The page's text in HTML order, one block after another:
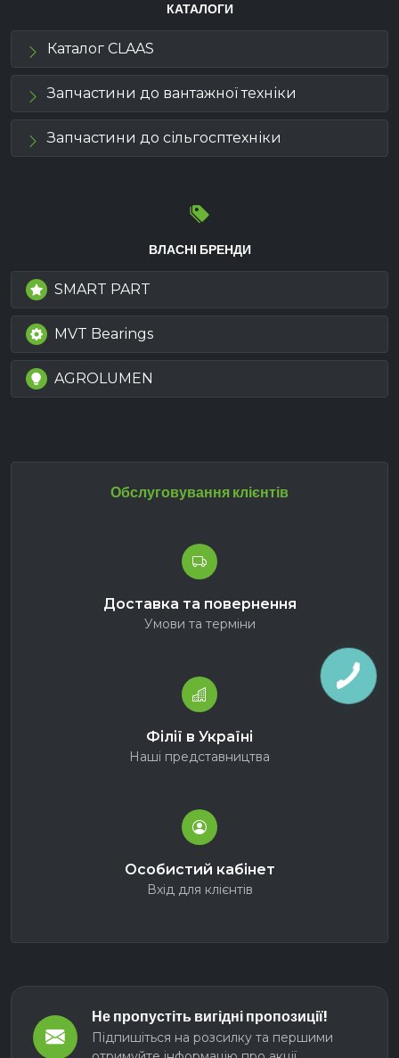
КАТАЛОГИ
Каталог CLAAS
Запчастини до вантажної техніки
Запчастини до сільгосптехніки
ВЛАСНІ БРЕНДИ
SMART PART
MVT Bearings
AGROLUMEN
Обслуговування клієнтів
Доставка та повернення
Умови та терміни
Філії в Україні
Наші представництва
Особистий кабінет
Вхід для клієнтів
Не пропустіть вигідні пропозиції!
Підпишіться на розсилку та першими